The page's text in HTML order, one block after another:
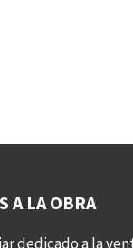
A LA OBRA
dedicado a la